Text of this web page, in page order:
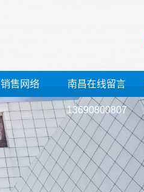
销售网络 南昌在线留言
13690800807